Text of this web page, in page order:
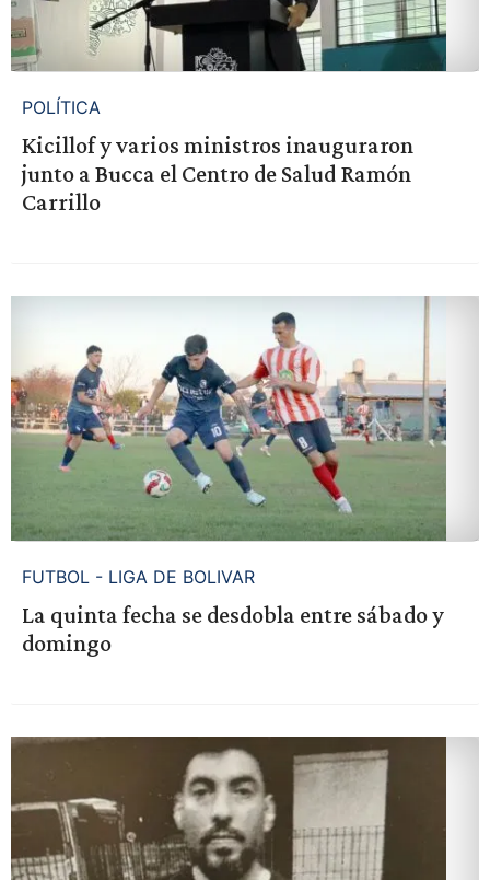
POLÍTICA
Kicillof y varios ministros inauguraron
junto a Bucca el Centro de Salud Ramón
Carrillo
FUTBOL - LIGA DE BOLIVAR
La quinta fecha se desdobla entre sábado y
domingo